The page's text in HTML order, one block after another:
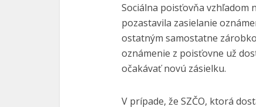
Sociálna poisťovňa vzhľadom
pozastavila zasielanie
ostatným samostatne
oznámenie z poisťovne už
očakávať novú zásielku.
V prípade, že SZČO, ktorá